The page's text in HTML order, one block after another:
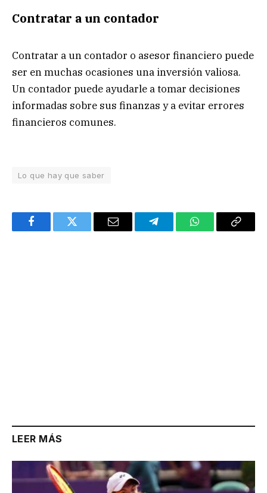
Contratar a un contador
Contratar a un contador o asesor financiero puede
ser en muchas ocasiones una inversión valiosa.
Un contador puede ayudarle a tomar decisiones
informadas sobre sus finanzas y a evitar errores
financieros comunes.
Lo que hay que saber
FacebookTwitter Email TelegramWhatsAppCopy
LEER MÁS